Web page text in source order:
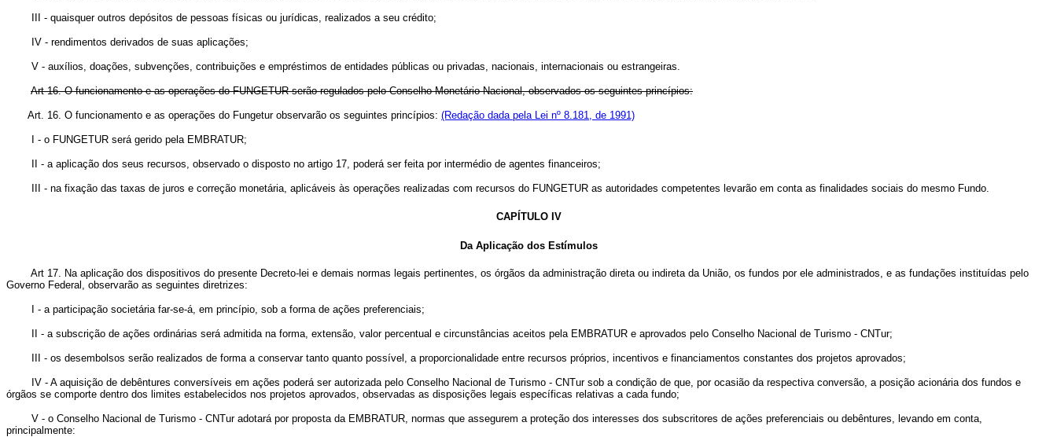
III - quaisquer outros depósitos de pessoas físicas ou jurídicas, realizados a seu crédito;
IV - rendimentos derivados de suas aplicações;
V - auxílios, doações, subvenções, contribuições e empréstimos de entidades públicas ou privadas, nacionais, internacionais ou estrangeiras.
Art 16. O funcionamento e as operações do FUNGETUR serão regulados pelo Conselho Monetário Nacional, observados os seguintes princípios:
Art. 16. O funcionamento e as operações do Fungetur observarão os seguintes princípios: (Redação dada pela Lei nº 8.181, de 1991)
I - o FUNGETUR será gerido pela EMBRATUR;
II - a aplicação dos seus recursos, observado o disposto no artigo 17, poderá ser feita por intermédio de agentes financeiros;
III - na fixação das taxas de juros e correção monetária, aplicáveis às operações realizadas com recursos do FUNGETUR as autoridades competentes levarão em conta as finalidades sociais do mesmo Fundo.
CAPÍTULO IV
Da Aplicação dos Estímulos
Art 17. Na aplicação dos dispositivos do presente Decreto-lei e demais normas legais pertinentes, os órgãos da administração direta ou indireta da União, os fundos por ele administrados, e as fundações instituídas pelo
Governo Federal, observarão as seguintes diretrizes:
I - a participação societária far-se-á, em princípio, sob a forma de ações preferenciais;
II - a subscrição de ações ordinárias será admitida na forma, extensão, valor percentual e circunstâncias aceitos pela EMBRATUR e aprovados pelo Conselho Nacional de Turismo - CNTur;
III - os desembolsos serão realizados de forma a conservar tanto quanto possível, a proporcionalidade entre recursos próprios, incentivos e financiamentos constantes dos projetos aprovados;
IV - A aquisição de debêntures conversíveis em ações poderá ser autorizada pelo Conselho Nacional de Turismo - CNTur sob a condição de que, por ocasião da respectiva conversão, a posição acionária dos fundos e
órgãos se comporte dentro dos limites estabelecidos nos projetos aprovados, observadas as disposições legais específicas relativas a cada fundo;
V - o Conselho Nacional de Turismo - CNTur adotará por proposta da EMBRATUR, normas que assegurem a proteção dos interesses dos subscritores de ações preferenciais ou debêntures, levando em conta,
principalmente: